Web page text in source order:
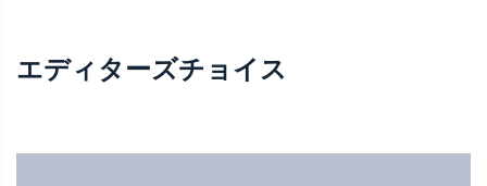
エディターズチョイス